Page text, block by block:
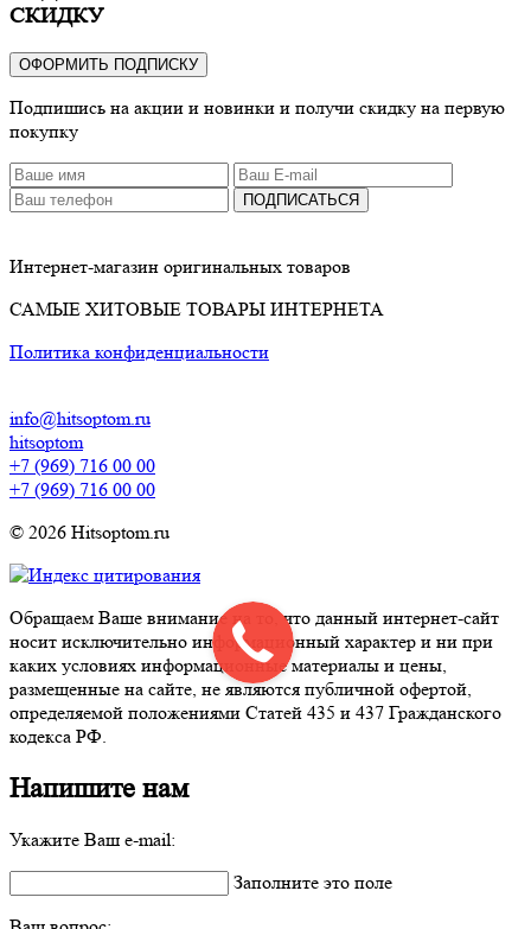
СКИДКУ
ОФОРМИТЬ ПОДПИСКУ
Подпишись на акции и новинки и получи скидку на первую
покупку
ПОДПИСАТЬСЯ
Интернет-магазин оригинальных товаров
САМЫЕ ХИТОВЫЕ ТОВАРЫ ИНТЕРНЕТА
Политика конфиденциальности
info@hitsoptom.ru
hitsoptom
+7 (969) 716 00 00
+7 (969) 716 00 00
© 2026 Hitsoptom.ru
Обращаем Ваше внимание на то, что данный интернет-сайт
носит исключительно информационный характер и ни при
каких условиях информационные материалы и цены,
размещенные на сайте, не являются публичной офертой,
определяемой положениями Статей 435 и 437 Гражданского
кодекса РФ.
Напишите нам
Укажите Ваш e-mail:
Заполните это поле